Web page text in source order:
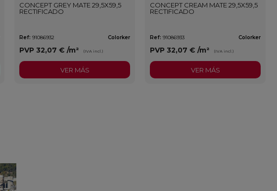
CONCEPT GREY MATE 29,5X59,5
RECTIFICADO
Ref: 91086932 Colorker
PVP 32,07 €/m² (IVA incl.)
VER MÁS
CONCEPT CREAM MATE 29,5X59,5
RECTIFICADO
Ref: 91086933 Colorker
PVP 32,07 €/m² (IVA incl.)
VER MÁS